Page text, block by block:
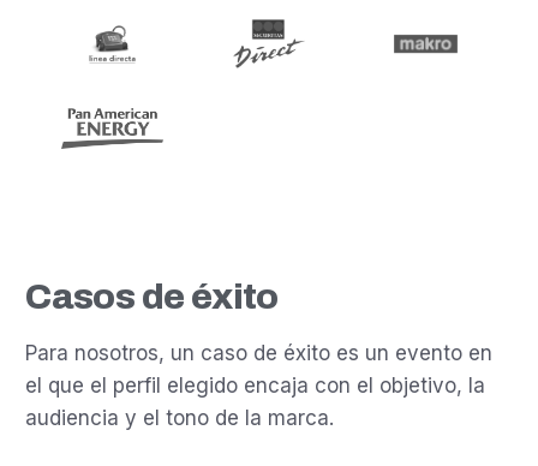
Casos de éxito
Para nosotros, un caso de éxito es un evento en
el que el perfil elegido encaja con el objetivo, la
audiencia y el tono de la marca.